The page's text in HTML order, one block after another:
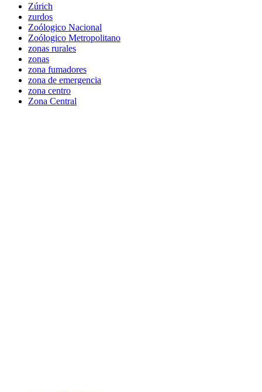
Zúrich
zurdos
Zoólogico Nacional
Zoólogico Metropolitano
zonas rurales
zonas
zona fumadores
zona de emergencia
zona centro
Zona Central